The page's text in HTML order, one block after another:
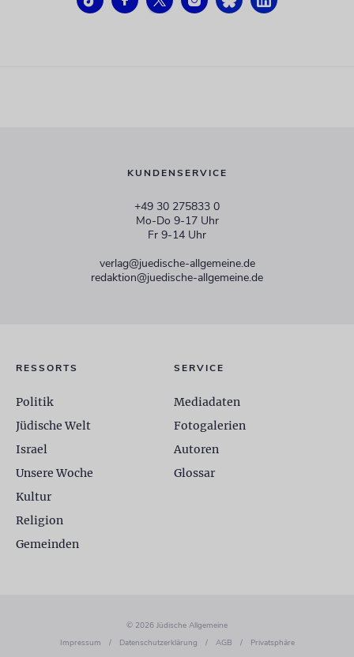
KUNDENSERVICE
+49 30 275833 0
Mo-Do 9-17 Uhr
Fr 9-14 Uhr
verlag@juedische-allgemeine.de
redaktion@juedische-allgemeine.de
RESSORTS
Politik
Jüdische Welt
Israel
Unsere Woche
Kultur
Religion
Gemeinden
SERVICE
Mediadaten
Fotogalerien
Autoren
Glossar
© 2026 Jüdische Allgemeine
Impressum
/ Datenschutzerklärung / AGB / Privatsphäre